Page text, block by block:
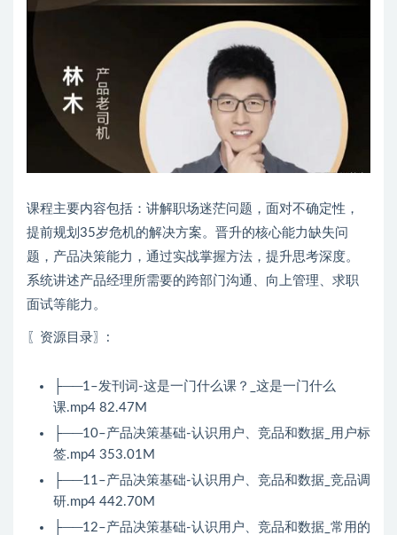
课程主要内容包括：讲解职场迷茫问题，面对不确定性，
提前规划35岁危机的解决方案。晋升的核心能力缺失问
题，产品决策能力，通过实战掌握方法，提升思考深度。
系统讲述产品经理所需要的跨部门沟通、向上管理、求职
面试等能力。
〖资源目录〗:
├──1–发刊词-这是一门什么课？_这是一门什么
课.mp4 82.47M
├──10–产品决策基础-认识用户、竞品和数据_用户标
签.mp4 353.01M
├──11–产品决策基础-认识用户、竞品和数据_竞品调
研.mp4 442.70M
├──12–产品决策基础-认识用户、竞品和数据_常用的